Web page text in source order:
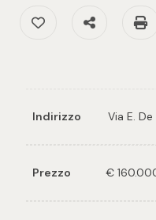
Preferiti: Cod.Condividi
Indirizzo Via E.
Prezzo €